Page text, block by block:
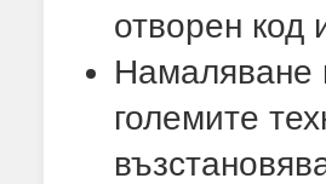
отворен код
Намаляване
големите